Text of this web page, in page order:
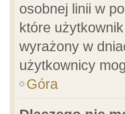
osobnej linii w
które
wyrażony w
użytkownicy
Góra